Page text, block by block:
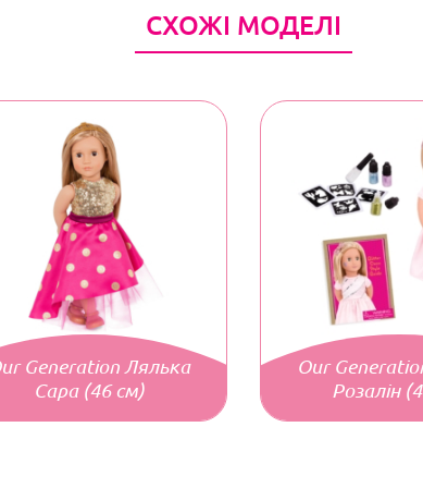
СХОЖІ МОДЕЛІ
Generation Лялька
Сара (46 см)
Our
Розалін